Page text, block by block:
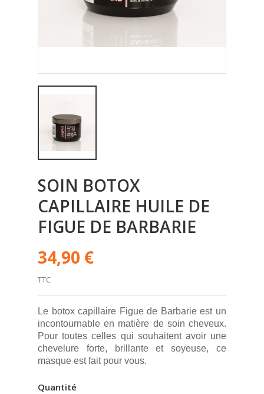
SOIN BOTOX
CAPILLAIRE HUILE DE
FIGUE DE BARBARIE
34,90 €
TTC
Le botox capillaire Figue de Barbarie est un
incontournable en matière de soin cheveux.
Pour toutes celles qui souhaitent avoir une
chevelure forte, brillante et soyeuse, ce
masque est fait pour vous.
Quantité